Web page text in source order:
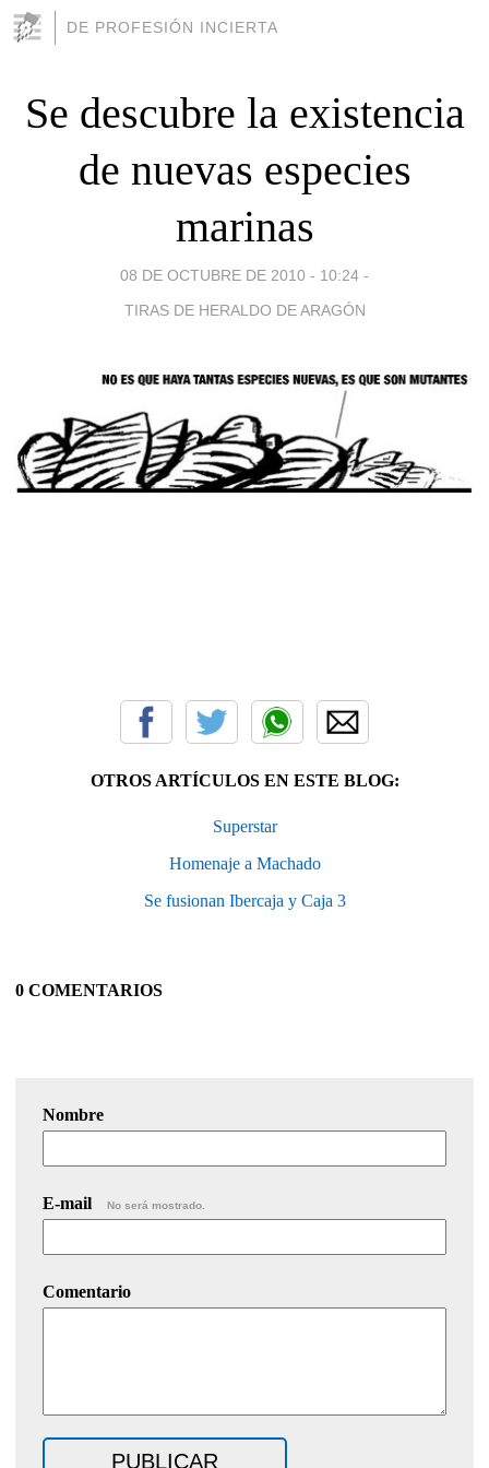
DE PROFESIÓN INCIERTA
Se descubre la existencia
de nuevas especies
marinas
08 DE OCTUBRE DE 2010 - 10:24 -
TIRAS DE HERALDO DE ARAGÓN
OTROS ARTÍCULOS EN ESTE BLOG:
Superstar
Homenaje a Machado
Se fusionan Ibercaja y Caja 3
0 COMENTARIOS
Nombre
E-mail No será mostrado.
Comentario